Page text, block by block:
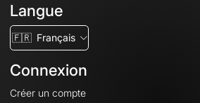
Langue
🇫🇷 Français
Connexion
Créer un compte